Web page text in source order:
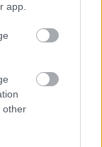
app.
other